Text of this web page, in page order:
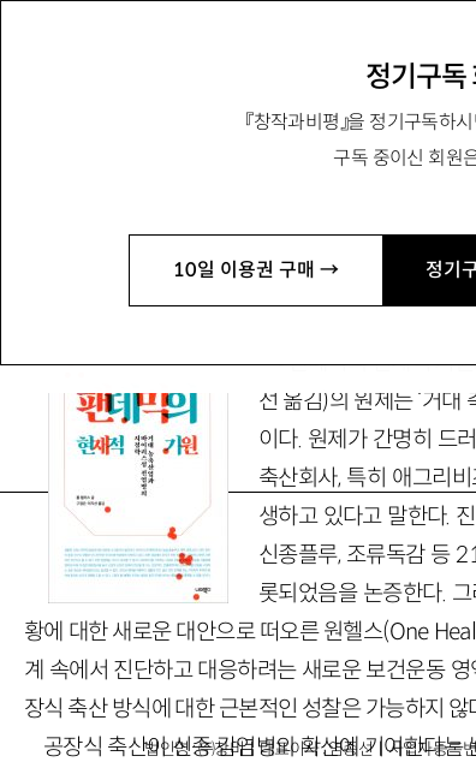
정기구독
『창작과비평』을 정기구독하
구독 중이신 회원
10일 이용권 구매 → 정기
자본주의만이 아
『팬데믹의 현재적 기
선 옮김)의 원제는 ‘거대
이다. 원제가 간명히 드
축산회사, 특히 애그리
생하고 있다고 말한다.
신종플루, 조류독감 등
롯되었음을 논증한다.
황에 대한 새로운 대안으로 떠오른 원헬스(One
계 속에서 진단하고 대응하려는 새로운 보건운동
장식 축산 방식에 대한 근본적인 성찰은 가능하지 않
공장식 축산이 신종 감염병의 확산에 기여한다
법인명 : ㈜창비ㅣ대표이사 : 염종선ㅣ사업자등